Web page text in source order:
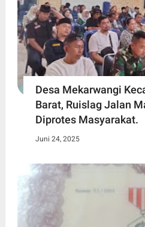
Desa Mekarwangi
Barat, Ruislag Jalan
Diprotes Masyarakat.
Juni 24, 2025